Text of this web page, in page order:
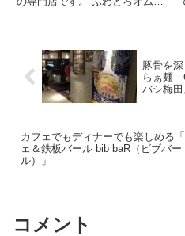
の創作メニューが連なります。
ケチャップ、トマト、デミグラ
ス...
豚骨を
らぁ麺
バシ梅田
カフェでもディナーでも楽しめる
ェ＆鉄板バール bib baR（ビブバー
ル）」
コメント